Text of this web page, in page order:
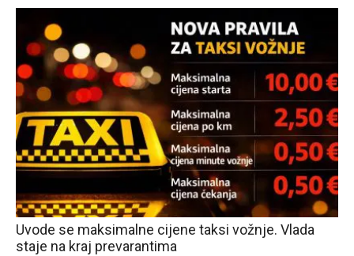
Uvode se maksimalne cijene taksi vožnje. Vlada
staje na kraj prevarantima